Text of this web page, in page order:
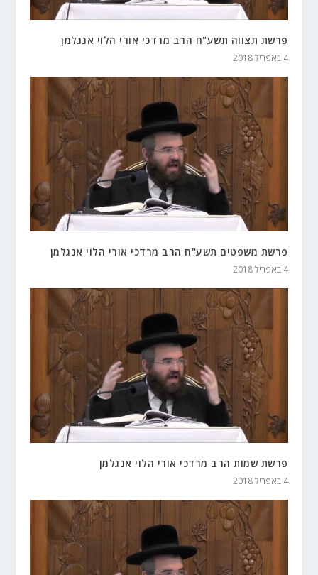
פרשת תצווה תשע"ח הרב מרדכי אורי הלוי אנגלמן
4 באפריל 2018
פרשת משפטים תשע"ח הרב מרדכי אורי הלוי אנגלמן
4 באפריל 2018
פרשת שמות הרב מרדכי אורי הלוי אנגלמן
4 באפריל 2018